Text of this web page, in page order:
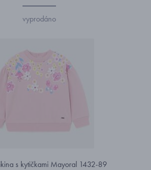
vyprodáno
s kytičkami Mayoral 1432-89